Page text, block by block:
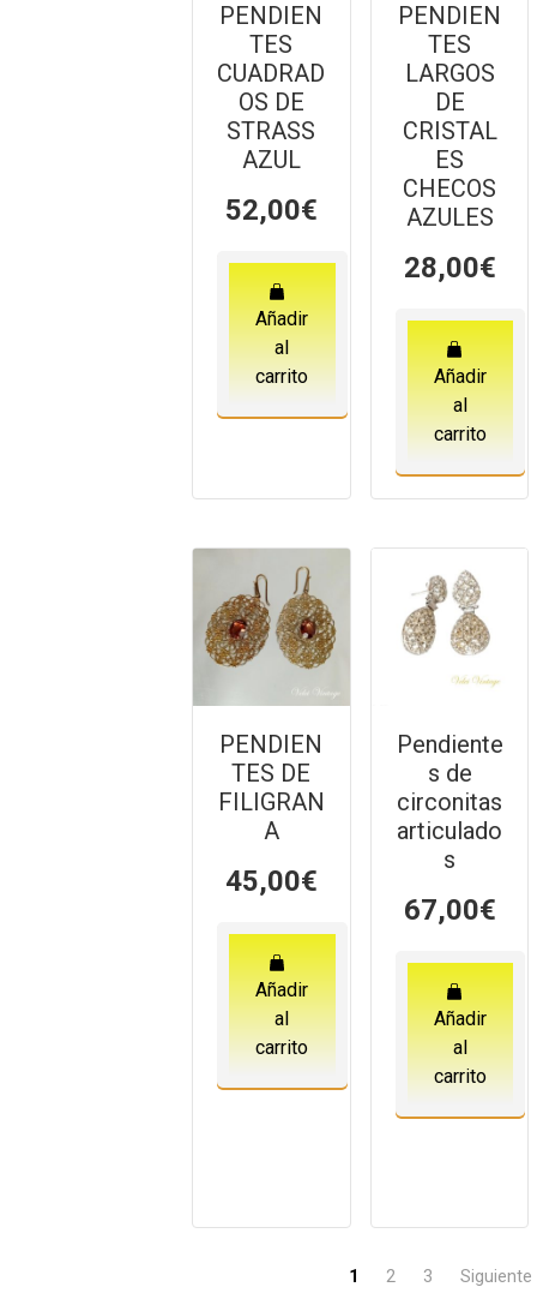
PENDIEN
TES
CUADRAD
OS DE
STRASS
AZUL
52,00€
Añadir
al
carrito
PENDIEN
TES
LARGOS
DE
CRISTAL
ES
CHECOS
AZULES
28,00€
Añadir
al
carrito
PENDIEN
TES DE
FILIGRAN
A
45,00€
Añadir
al
carrito
Pendiente
s de
circonitas
articulado
s
67,00€
Añadir
al
carrito
1 2 3 Siguiente